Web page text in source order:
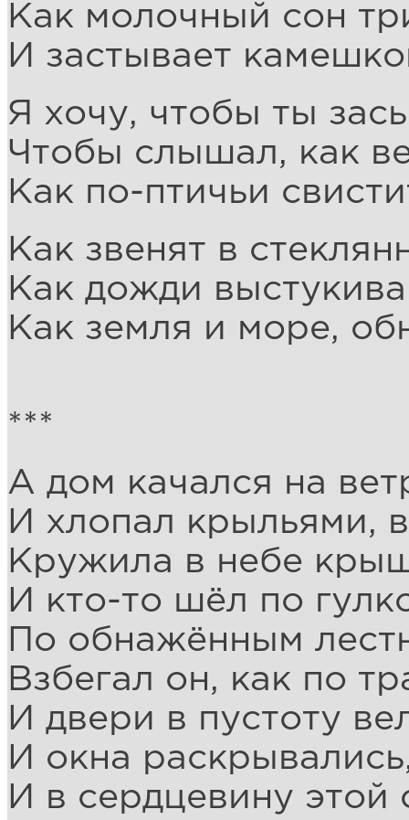
Как молочный сон
И застывает
Я хочу, чтобы ты
Чтобы слышал, как
Как по-птичьи
Как звенят в
Как дожди
Как земля и море,
***
А дом качался на
И хлопал крыльями,
Кружила в небе
И кто-то шёл по
По обнажённым
Взбегал он, как по
И двери в пустоту
И окна
И в сердцевину этой